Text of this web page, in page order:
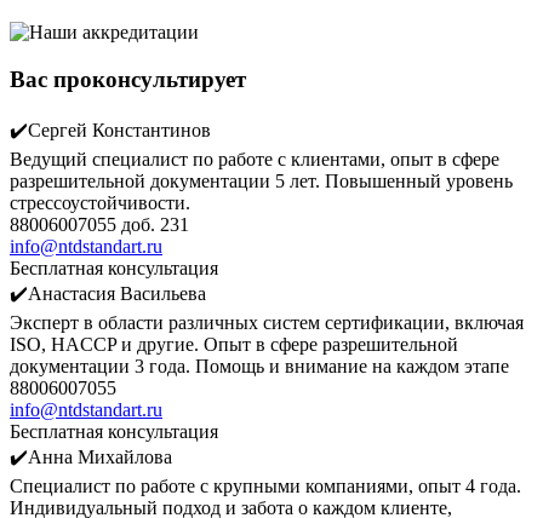
Вас проконсультирует
✔️Сергей Константинов
Ведущий специалист по работе с клиентами, опыт в сфере
разрешительной документации 5 лет. Повышенный уровень
стрессоустойчивости.
88006007055 доб. 231
info@ntdstandart.ru
Бесплатная консультация
✔️Анастасия Васильева
Эксперт в области различных систем сертификации, включая
ISO, HACCP и другие. Опыт в сфере разрешительной
документации 3 года. Помощь и внимание на каждом этапе
88006007055
info@ntdstandart.ru
Бесплатная консультация
✔️Анна Михайлова
Специалист по работе с крупными компаниями, опыт 4 года.
Индивидуальный подход и забота о каждом клиенте,